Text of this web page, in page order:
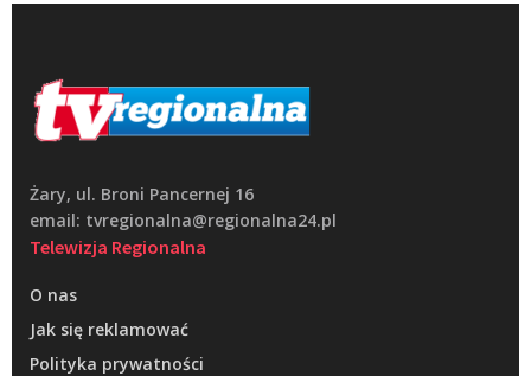
Żary, ul. Broni Pancernej 16
email: tvregionalna@regionalna24.pl
Telewizja Regionalna
O nas
Jak się reklamować
Polityka prywatności